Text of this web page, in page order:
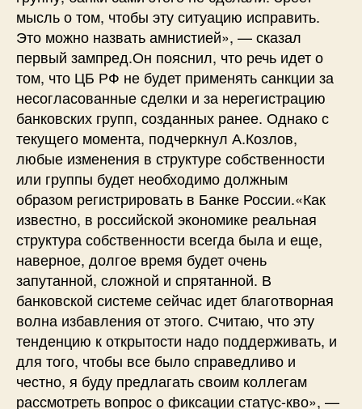
мысль о том, чтобы эту ситуацию исправить.
Это можно назвать амнистией», — сказал
первый зампред.Он пояснил, что речь идет о
том, что ЦБ РФ не будет применять санкции за
несогласованные сделки и за нерегистрацию
банковских групп, созданных ранее. Однако с
текущего момента, подчеркнул А.Козлов,
любые изменения в структуре собственности
или группы будет необходимо должным
образом регистрировать в Банке России.«Как
известно, в российской экономике реальная
структура собственности всегда была и еще,
наверное, долгое время будет очень
запутанной, сложной и спрятанной. В
банковской системе сейчас идет благотворная
волна избавления от этого. Считаю, что эту
тенденцию к открытости надо поддерживать, и
для того, чтобы все было справедливо и
честно, я буду предлагать своим коллегам
рассмотреть вопрос о фиксации статус-кво», —